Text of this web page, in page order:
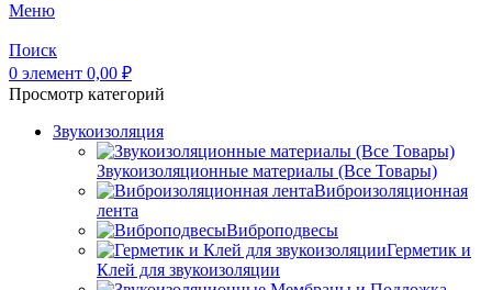
Меню
Поиск
0 элемент 0,00 ₽
Просмотр категорий
Звукоизоляция
Звукоизоляционные материалы (Все Товары)
Виброизоляционная
лента
Виброподвесы
Герметик и
Клей для звукоизоляции